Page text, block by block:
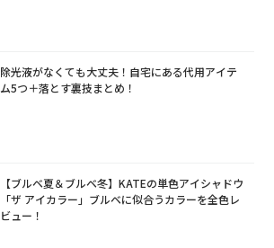
除光液がなくても大丈夫！自宅にある代用アイテ
ム5つ＋落とす裏技まとめ！
【ブルベ夏＆ブルベ冬】KATEの単色アイシャドウ
「ザ アイカラー」ブルベに似合うカラーを全色レ
ビュー！